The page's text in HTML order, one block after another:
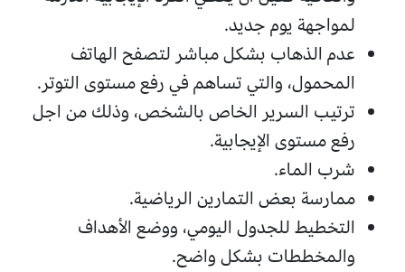
لمواجهة يوم جديد.
عدم الذهاب بشكل مباشر لتصفح الهاتف
المحمول، والتي تساهم في رفع مستوى التوتر.
ترتيب السرير الخاص بالشخص، وذلك من اجل
رفع مستوى الإيجابية.
شرب الماء.
ممارسة بعض التمارين الرياضية.
التخطيط للجدول اليومي، ووضع الأهداف
والمخططات بشكل واضح.